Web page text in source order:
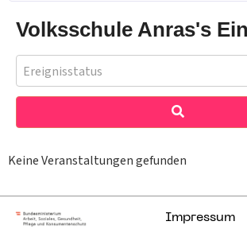
Volksschule Anras's
Ereignisstatus
Keine Veranstaltungen gefunden
Impressum